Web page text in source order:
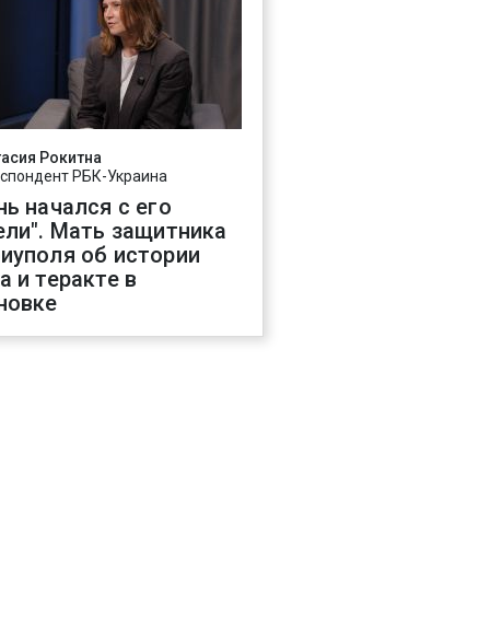
Рокитна
РБК-Украина
начался с его
Мать защитника
об истории
и теракте в